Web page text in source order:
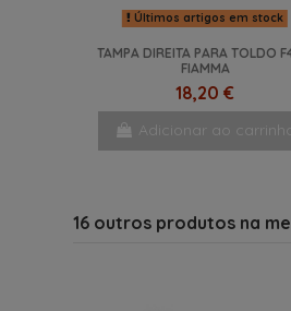
Últimos artigos em stock
TAMPA DIREITA PARA TOLDO
FIAMMA
18,20 €
Adicionar ao carrinho
16 outros produtos na